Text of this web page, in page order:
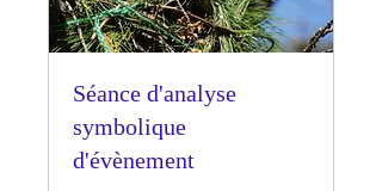
Séance d'analyse
symbolique
d'évènement